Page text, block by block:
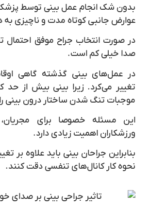
بدون شک انجام عمل بینی توسط
عوارض جانبی کوتاه مدت و ناچیزی به
در صورت انتخاب جراح موفق احتمال
صدا خیلی کم است.
در عمل‌های بینی گذشته گاهی
تغییر می‌کرد. زیرا بینی بیش از
موجبات تنگ شدن ساختار درون بینی را
این مسئله خصوصا برای مجریان،
ورزشکاران اهمیت زیادی دارد.
بنابراین جراحان بینی باید علاوه بر
نحوه کار کانال‌های تنفسی دقت کنند.